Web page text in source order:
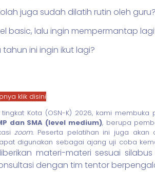
juga sudah dilatih rutin oleh guru?
basic, lalu ingin mempermantap
ini ingin ikut lagi?
klik disini
Kota (OSN-K) 2026, kami membuka
dan SMA (level medium), berupa
zoom. Peserta pelatihan ini juga akan
digunakan sebagai ajang uji coba
materi-materi sesuai silabus
dengan tim tentor